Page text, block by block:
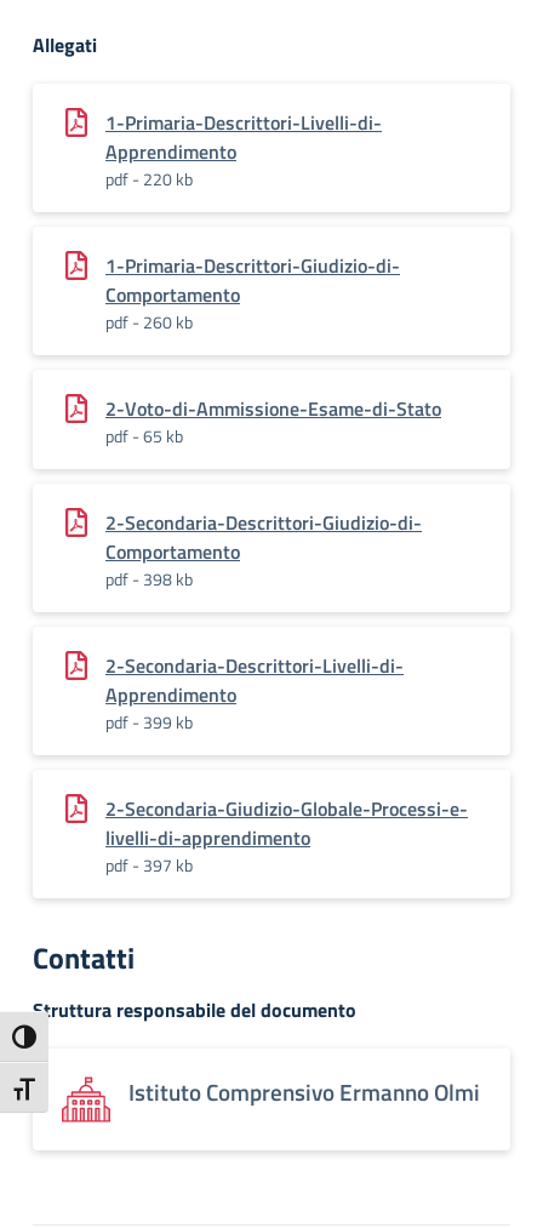
Attiva/disattiva alto contrasto
Attiva/disattiva dimensione testo
Allegati
1-Primaria-Descrittori-Livelli-di-
Apprendimento
pdf - 220 kb
1-Primaria-Descrittori-Giudizio-di-
Comportamento
pdf - 260 kb
2-Voto-di-Ammissione-Esame-di-Stato
pdf - 65 kb
2-Secondaria-Descrittori-Giudizio-di-
Comportamento
pdf - 398 kb
2-Secondaria-Descrittori-Livelli-di-
Apprendimento
pdf - 399 kb
2-Secondaria-Giudizio-Globale-Processi-e-
livelli-di-apprendimento
pdf - 397 kb
Contatti
Struttura responsabile del documento
Istituto Comprensivo Ermanno Olmi